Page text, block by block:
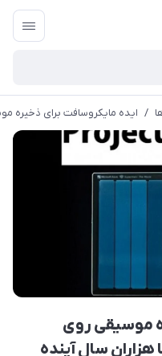
/ ایده مایکروسافت برای ذخیره
موسیقی روی
هزاران سال آینده